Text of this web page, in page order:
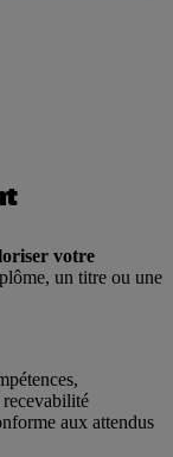
votre
un titre ou une
aux attendus